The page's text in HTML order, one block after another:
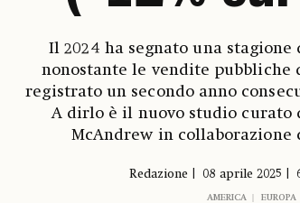
Il 2024 ha segnato una
nonostante le vendite pubbliche
registrato un secondo anno
A dirlo è il nuovo studio curato
McAndrew in collaborazione
Redazione 08 aprile 2025
AMERICA EUROPA